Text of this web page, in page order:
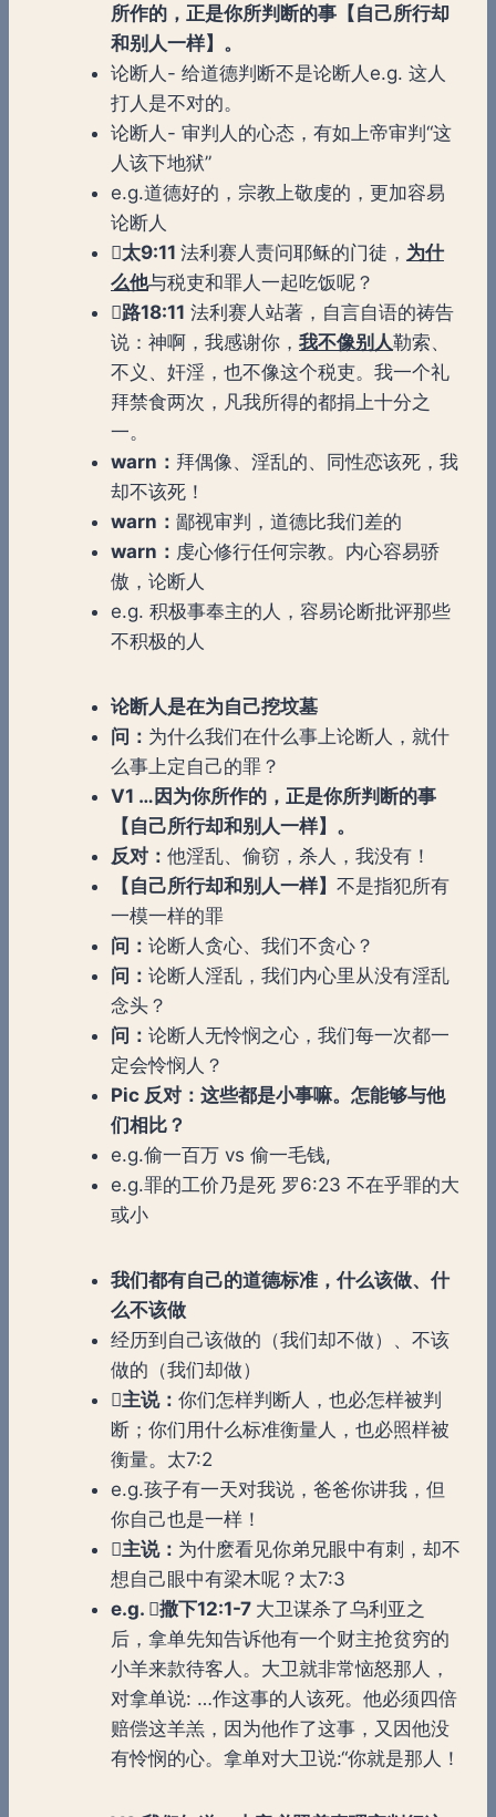
所作的，正是你所判断的事【自己所行却
和别人一样】。
论断人- 给道德判断不是论断人e.g. 这人
打人是不对的。
论断人- 审判人的心态，有如上帝审判“这
人该下地狱”
e.g.道德好的，宗教上敬虔的，更加容易
论断人
太9:11 法利赛人责问耶稣的门徒， 为什
么他与税吏和罪人一起吃饭呢？
路18:11 法利赛人站著，自言自语的祷告
说：神啊，我感谢你， 我不像别人勒索、
不义、奸淫，也不像这个税吏。我一个礼
拜禁食两次，凡我所得的都捐上十分之
一。
warn： 拜偶像、淫乱的、同性恋该死，我
却不该死！
warn： 鄙视审判，道德比我们差的
warn： 虔心修行任何宗教。内心容易骄
傲，论断人
e.g. 积极事奉主的人，容易论断批评那些
不积极的人
论断人是在为自己挖坟墓
问： 为什么我们在什么事上论断人，就什
么事上定自己的罪？
V1 …因为你所作的，正是你所判断的事
【自己所行却和别人一样】。
反对： 他淫乱、偷窃，杀人，我没有！
【自己所行却和别人一样】 不是指犯所有
一模一样的罪
问： 论断人贪心、我们不贪心？
问： 论断人淫乱，我们内心里从没有淫乱
念头？
问： 论断人无怜悯之心，我们每一次都一
定会怜悯人？
Pic 反对：这些都是小事嘛。怎能够与他
们相比？
e.g.偷一百万 vs 偷一毛钱,
e.g.罪的工价乃是死 罗6:23 不在乎罪的大
或小
我们都有自己的道德标准，什么该做、什
么不该做
经历到自己该做的（我们却不做）、不该
做的（我们却做）
主说： 你们怎样判断人，也必怎样被判
断；你们用什么标准衡量人，也必照样被
衡量。太7:2
e.g.孩子有一天对我说，爸爸你讲我，但
你自己也是一样！
主说： 为什麽看见你弟兄眼中有刺，却不
想自己眼中有梁木呢？太7:3
e.g. 撒下12:1-7 大卫谋杀了乌利亚之
后，拿单先知告诉他有一个财主抢贫穷的
小羊来款待客人。大卫就非常恼怒那人，
对拿单说: …作这事的人该死。他必须四倍
赔偿这羊羔，因为他作了这事，又因他没
有怜悯的心。拿单对大卫说:“你就是那人！